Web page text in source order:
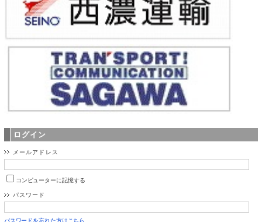
ログイン
メールアドレス
コンピューターに記憶する
パスワード
パスワードを忘れた方はこちら